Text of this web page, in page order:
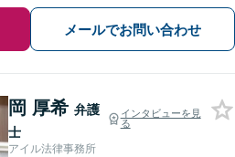
メールでお問い合わせ
岡 厚希 弁護
士
インタビューを見
る
アイル法律事務所